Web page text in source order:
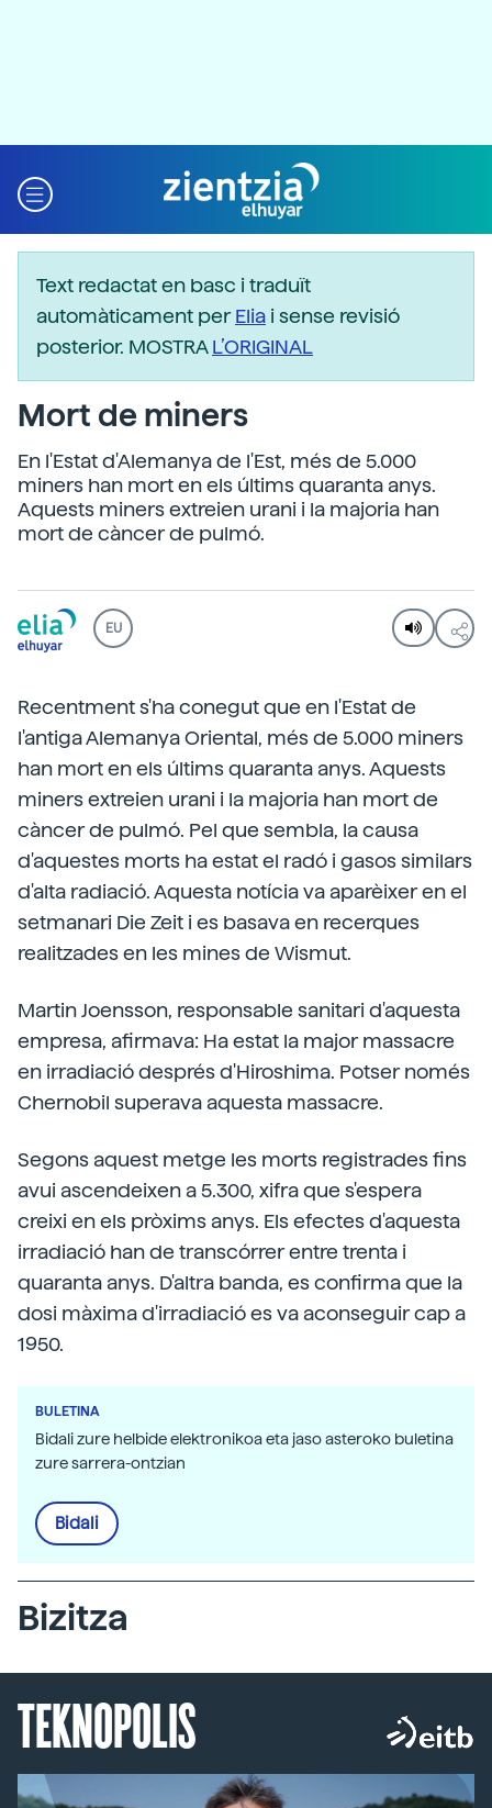
Text redactat en basc i traduït
automàticament perElia i sense revisió
posterior. MOSTRAL’ORIGINAL
Mort de miners
En l'Estat d'Alemanya de l'Est, més de 5.000
miners han mort en els últims quaranta anys.
Aquests miners extreien urani i la majoria han
mort de càncer de pulmó.
EU
Recentment s'ha conegut que en l'Estat de
l'antiga Alemanya Oriental, més de 5.000 miners
han mort en els últims quaranta anys. Aquests
miners extreien urani i la majoria han mort de
càncer de pulmó. Pel que sembla, la causa
d'aquestes morts ha estat el radó i gasos similars
d'alta radiació. Aquesta notícia va aparèixer en el
setmanari Die Zeit i es basava en recerques
realitzades en les mines de Wismut.
Martin Joensson, responsable sanitari d'aquesta
empresa, afirmava: Ha estat la major massacre
en irradiació després d'Hiroshima. Potser només
Chernobil superava aquesta massacre.
Segons aquest metge les morts registrades fins
avui ascendeixen a 5.300, xifra que s'espera
creixi en els pròxims anys. Els efectes d'aquesta
irradiació han de transcórrer entre trenta i
quaranta anys. D'altra banda, es confirma que la
dosi màxima d'irradiació es va aconseguir cap a
1950.
BULETINA
Bidali zure helbide elektronikoa eta jaso asteroko buletina
zure sarrera-ontzian
Bidali
Bizitza
TEKNOPOLIS